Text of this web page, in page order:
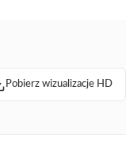
Pobierz wizualizacje HD